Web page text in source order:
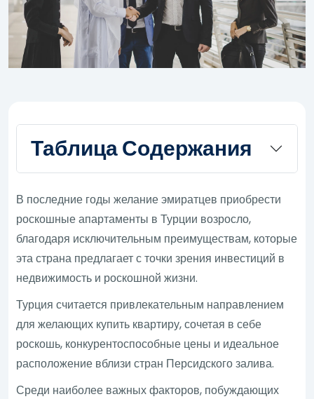
Таблица Содержания
В последние годы желание эмиратцев приобрести
роскошные апартаменты в Турции возросло,
благодаря исключительным преимуществам, которые
эта страна предлагает с точки зрения инвестиций в
недвижимость и роскошной жизни.
Турция считается привлекательным направлением
для желающих купить квартиру, сочетая в себе
роскошь, конкурентоспособные цены и идеальное
расположение вблизи стран Персидского залива.
Среди наиболее важных факторов, побуждающих